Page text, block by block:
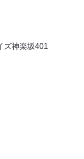
ズ神楽坂401